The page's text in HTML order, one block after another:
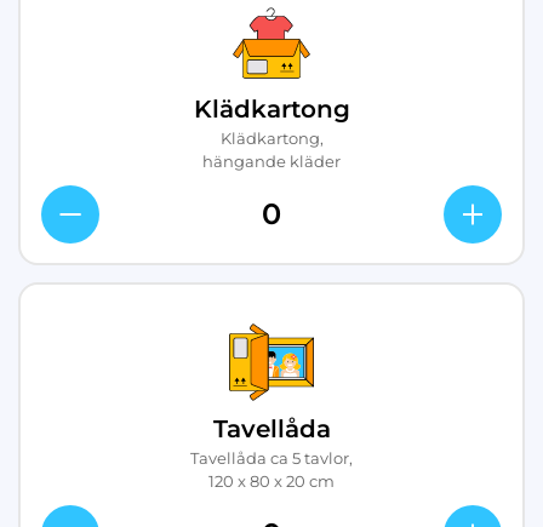
Klädkartong
Klädkartong,
hängande kläder
Tavellåda
Tavellåda ca 5 tavlor,
120 x 80 x 20 cm